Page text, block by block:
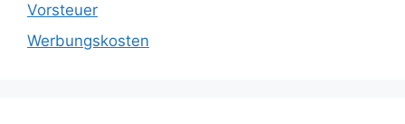
Vorsteuer
Werbungskosten